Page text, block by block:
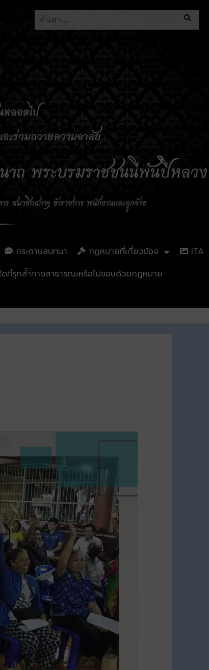
กระดานสนทนา กฏหมายที่เกี่ยวข้อง
ITA
ที่รุกล้ำทางสาธารณะหรือไม่ชอบด้วยกฎหมาย